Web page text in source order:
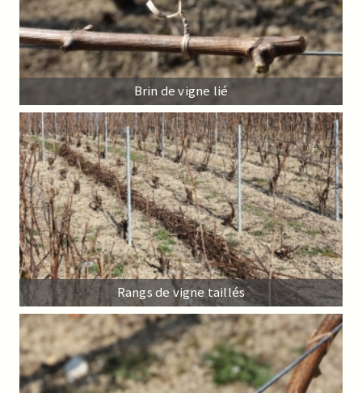
Brin de vigne lié
Rangs de vigne taillés